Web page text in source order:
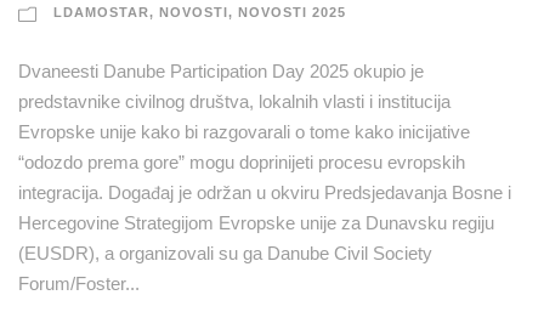
LDAMOSTAR, NOVOSTI, NOVOSTI 2025
Dvaneesti Danube Participation Day 2025 okupio je
predstavnike civilnog društva, lokalnih vlasti i institucija
Evropske unije kako bi razgovarali o tome kako inicijative
“odozdo prema gore” mogu doprinijeti procesu evropskih
integracija. Događaj je održan u okviru Predsjedavanja Bosne i
Hercegovine Strategijom Evropske unije za Dunavsku regiju
(EUSDR), a organizovali su ga Danube Civil Society
Forum/Foster...